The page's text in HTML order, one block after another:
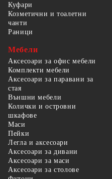
Куфари
Козметични и тоалетни
чанти
Раници
Мебели
Аксесоари за офис мебели
Комплекти мебели
Аксесоари за паравани за
стая
Външни мебели
Колички и островни
шкафове
Маси
Пейки
Легла и аксесоари
Аксесоари за дивани
Аксесоари за маси
Аксесоари за столове